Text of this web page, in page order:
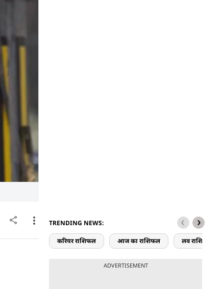
TRENDING NEWS:
करियर राशिफल आज का राशिफल लव राशिफल
ADVERTISEMENT